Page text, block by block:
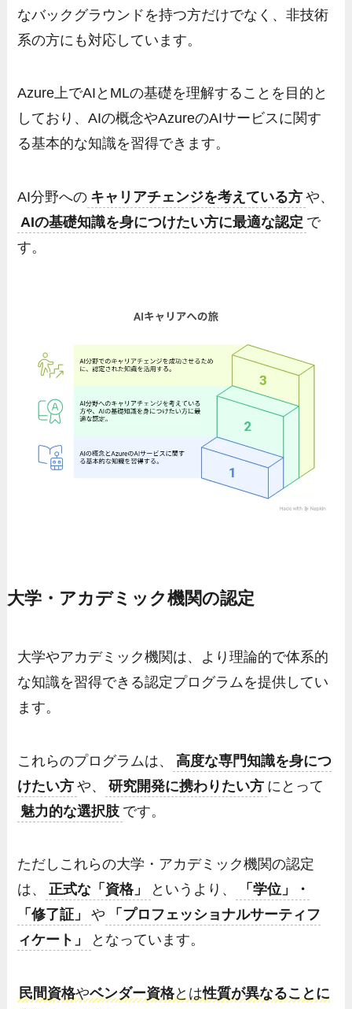
なバックグラウンドを持つ方だけでなく、非技術
系の方にも対応しています。
Azure上でAIとMLの基礎を理解することを目的と
しており、AIの概念やAzureのAIサービスに関す
る基本的な知識を習得できます。
AI分野への キャリアチェンジを考えている方 や、
AIの基礎知識を身につけたい方に最適な認定 で
す。
大学・アカデミック機関の認定
大学やアカデミック機関は、より理論的で体系的
な知識を習得できる認定プログラムを提供してい
ます。
これらのプログラムは、
高度な専門知識を身につ
けたい方 や、 研究開発に携わりたい方 にとって
魅力的な選択肢 です。
ただしこれらの大学・アカデミック機関の認定
は、
正式な「資格」 というより、
「学位」・
「修了証」 や 「 プロフェッショナルサーティフ
ィケート」
となっています。
民間資格やベンダー資格とは性質が異なることに